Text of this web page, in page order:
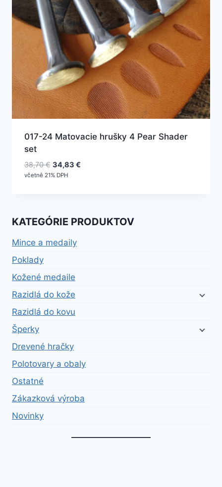
017-24 Matovacie hrušky 4 Pear Shader
set
38,70€ Pôvodná
cena
34,83 €Aktuálna
včetně 21% DPH
KATEGÓRIE PRODUKTOV
Mince a medaily
Poklady
Kožené medaile
Razidlá do kože
Razidlá do kovu
Šperky
Drevené hračky
Polotovary a obaly
Ostatné
Zákazková výroba
Novinky